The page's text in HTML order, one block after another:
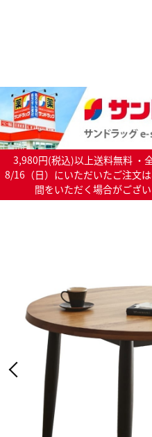
3,980円(税込)以上送料無料 ・
8/16（日）にいただいたご注文
間をいただく場合がござ